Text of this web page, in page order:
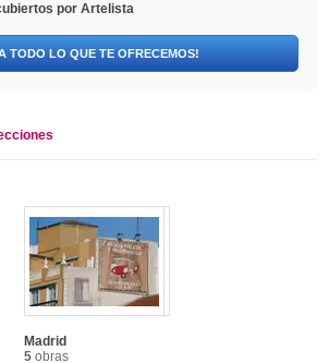
por Artelista
TODO LO QUE TE OFRECEMOS!
Madrid
5 obras